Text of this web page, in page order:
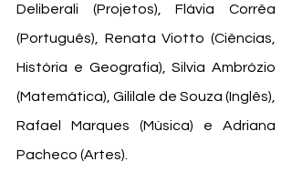
Deliberali (Projetos), Flávia Corrêa
(Português), Renata Viotto (Ciências,
História e Geografia), Silvia Ambrózio
(Matemática), Gililale de Souza (Inglês),
Rafael Marques (Música) e Adriana
Pacheco (Artes).